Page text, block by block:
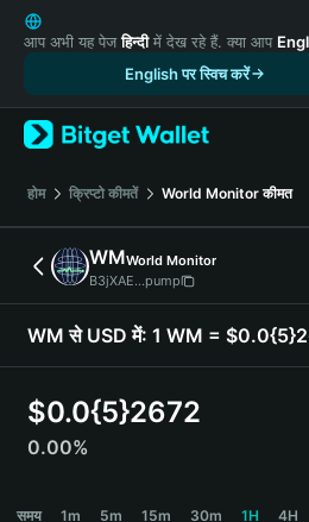
English
日本語
Русский
Español (Latinoamérica)
Türkçe
Italiano
Deutsch
简体中文
繁體中文
Português (Portugal)
हिन्दी
आप अभी यह पेजहिन्दीमें देख रहे हैं. क्या आप
English पर स्विच करें
होम क्रिप्टो कीमतें World Monitor कीमत
WMWorld Monitor
B3jXAE...pump
WM से USD में: 1 WM =
$0.0{5}2672
0.00%
समय 1m 5m 15m 30m 1H 4H